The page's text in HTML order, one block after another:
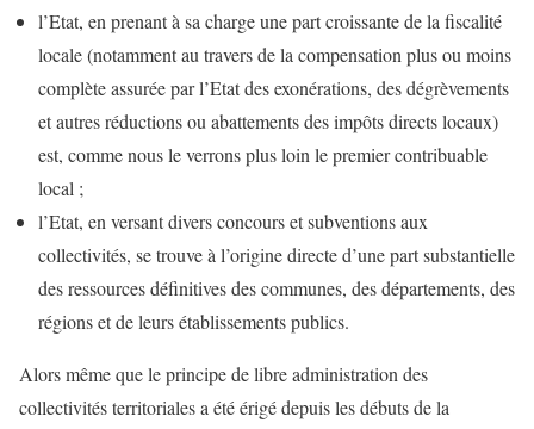
l’Etat, en prenant à sa charge une part croissante de la fiscalité
locale (notamment au travers de la compensation plus ou moins
complète assurée par l’Etat des exonérations, des dégrèvements
et autres réductions ou abattements des impôts directs locaux)
est, comme nous le verrons plus loin le premier contribuable
local ;
l’Etat, en versant divers concours et subventions aux
collectivités, se trouve à l’origine directe d’une part substantielle
des ressources définitives des communes, des départements, des
régions et de leurs établissements publics.
Alors même que le principe de libre administration des
collectivités territoriales a été érigé depuis les débuts de la